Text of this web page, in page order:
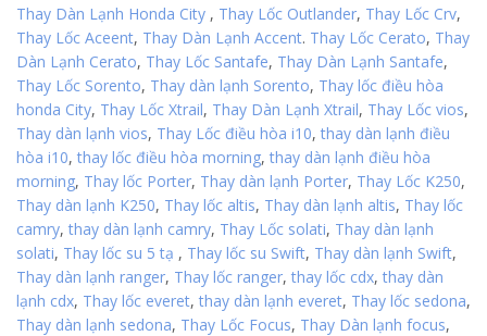
Thay Dàn Lạnh Honda City , Thay Lốc Outlander, Thay Lốc Crv,
Thay Lốc Aceent, Thay Dàn Lạnh Accent. Thay Lốc Cerato, Thay
Dàn Lạnh Cerato, Thay Lốc Santafe, Thay Dàn Lạnh Santafe,
Thay Lốc Sorento, Thay dàn lạnh Sorento, Thay lốc điều hòa
honda City, Thay Lốc Xtrail, Thay Dàn Lạnh Xtrail, Thay Lốc vios,
Thay dàn lạnh vios, Thay Lốc điều hòa i10, thay dàn lạnh điều
hòa i10, thay lốc điều hòa morning, thay dàn lạnh điều hòa
morning, Thay lốc Porter, Thay dàn lạnh Porter, Thay Lốc K250,
Thay dàn lạnh K250, Thay lốc altis, Thay dàn lạnh altis, Thay lốc
camry, thay dàn lạnh camry, Thay Lốc solati, Thay dàn lạnh
solati, Thay lốc su 5 tạ , Thay lốc su Swift, Thay dàn lạnh Swift,
Thay dàn lạnh ranger, Thay lốc ranger, thay lốc cdx, thay dàn
lạnh cdx, Thay lốc everet, thay dàn lạnh everet, Thay lốc sedona,
Thay dàn lạnh sedona, Thay Lốc Focus, Thay Dàn lạnh focus,